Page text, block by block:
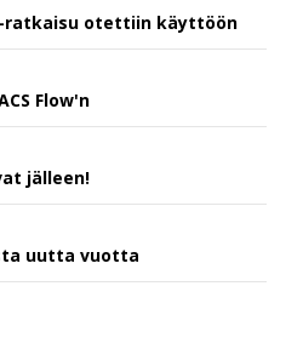
ratkaisu otettiin käyttöön
Flow'n
jälleen!
uutta vuotta